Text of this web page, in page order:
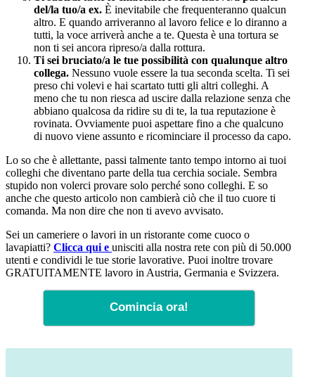
del/la tuo/a ex. È inevitabile che frequenteranno qualcun
altro. E quando arriveranno al lavoro felice e lo diranno a
tutti, la voce arriverà anche a te. Questa è una tortura se
non ti sei ancora ripreso/a dalla rottura.
Ti sei bruciato/a le tue possibilità con qualunque altro
collega. Nessuno vuole essere la tua seconda scelta. Ti sei
preso chi volevi e hai scartato tutti gli altri colleghi. A
meno che tu non riesca ad uscire dalla relazione senza che
abbiano qualcosa da ridire su di te, la tua reputazione è
rovinata. Ovviamente puoi aspettare fino a che qualcuno
di nuovo viene assunto e ricominciare il processo da capo.
Lo so che è allettante, passi talmente tanto tempo intorno ai tuoi
colleghi che diventano parte della tua cerchia sociale. Sembra
stupido non volerci provare solo perché sono colleghi. E so
anche che questo articolo non cambierà ciò che il tuo cuore ti
comanda. Ma non dire che non ti avevo avvisato.
Sei un cameriere o lavori in un ristorante come cuoco o
lavapiatti? Clicca qui e unisciti alla nostra rete con più di 50.000
utenti e condividi le tue storie lavorative. Puoi inoltre trovare
GRATUITAMENTE lavoro in Austria, Germania e Svizzera.
Comincia ora!